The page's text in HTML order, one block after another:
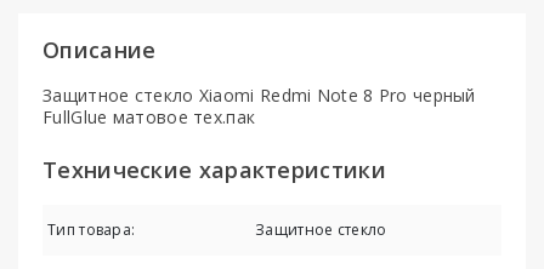
Описание
Защитное стекло Xiaomi Redmi Note 8 Pro черный
FullGlue матовое тех.пак
Технические характеристики
Тип товара: Защитное стекло